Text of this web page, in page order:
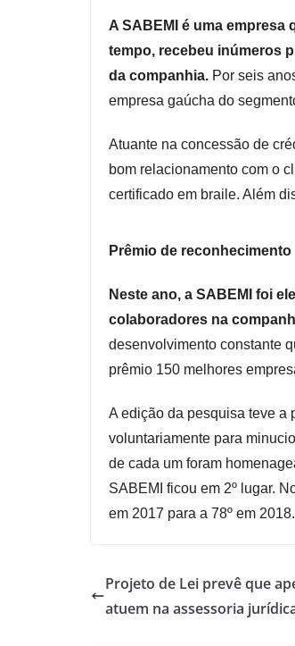
A SABEMI é uma
tempo, recebeu inúmeros
da companhia. Por seis
empresa gaúcha do
Atuante na concessão de
bom relacionamento com o
certificado em braile. Além
Prêmio de reconhecimento
Neste ano, a SABEMI foi
colaboradores na
desenvolvimento constante
prêmio 150 melhores
A edição da pesquisa teve a
voluntariamente para
de cada um foram
SABEMI ficou em 2º lugar.
em 2017 para a 78º em 2018.
Projeto de Lei prevê que
atuem na assessoria